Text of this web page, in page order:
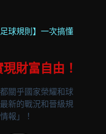
球規則】一次搞懂
財富自由！
關乎國家榮耀和球
新的戰況和晉級規
報」！